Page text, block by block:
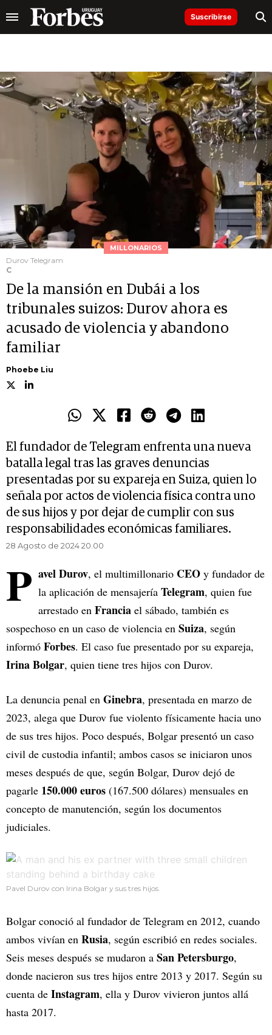
Suscribirse
MILLONARIOS
Durov Telegram
C
De la mansión en Dubái a los
tribunales suizos: Durov ahora es
acusado de violencia y abandono
familiar
Phoebe Liu
El fundador de Telegram enfrenta una nueva
batalla legal tras las graves denuncias
presentadas por su expareja en Suiza, quien lo
señala por actos de violencia física contra uno
de sus hijos y por dejar de cumplir con sus
responsabilidades económicas familiares.
28 Agosto de 2024 20.00
P avel Durov, el multimillonario CEO y fundador de
la aplicación de mensajería Telegram, quien fue
arrestado en Francia el sábado, también es
sospechoso en un caso de violencia en Suiza, según
informó Forbes. El caso fue presentado por su expareja,
Irina Bolgar, quien tiene tres hijos con Durov.
La denuncia penal en Ginebra, presentada en marzo de
2023, alega que Durov fue violento físicamente hacia uno
de sus tres hijos. Poco después, Bolgar presentó un caso
civil de custodia infantil; ambos casos se iniciaron unos
meses después de que, según Bolgar, Durov dejó de
pagarle 150.000 euros (167.500 dólares) mensuales en
concepto de manutención, según los documentos
judiciales.
Pavel Durov con Irina Bolgar y sus tres hijos.
Bolgar conoció al fundador de Telegram en 2012, cuando
ambos vivían en Rusia, según escribió en redes sociales.
Seis meses después se mudaron a San Petersburgo,
donde nacieron sus tres hijos entre 2013 y 2017. Según su
cuenta de Instagram, ella y Durov vivieron juntos allá
hasta 2017.